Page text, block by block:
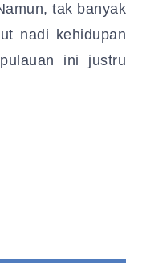
tak banyak
nadi kehidupan
ini justru